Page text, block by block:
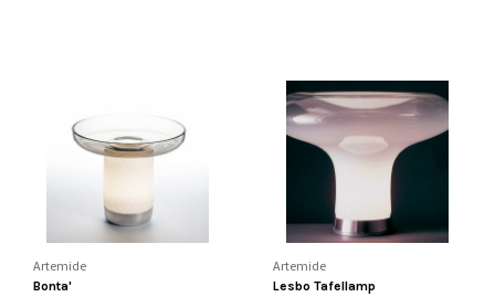
Artemide
Bonta'
Artemide
Lesbo Tafellamp